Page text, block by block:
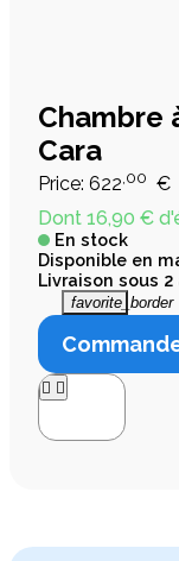
Chambre
Cara
Price: 622 ,00 €
Dont 16,90 €
En stock
Disponible en
Livraison sous 2
favorite_border
 